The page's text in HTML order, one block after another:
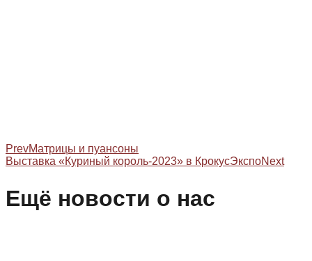
PrevМатрицы и пуансоны
Выставка «Куриный король-2023» в КрокусЭкспоNext
Ещё новости о нас